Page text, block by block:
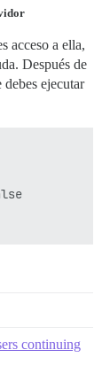
acceso a ella,
Después de
ejecutar
continuing